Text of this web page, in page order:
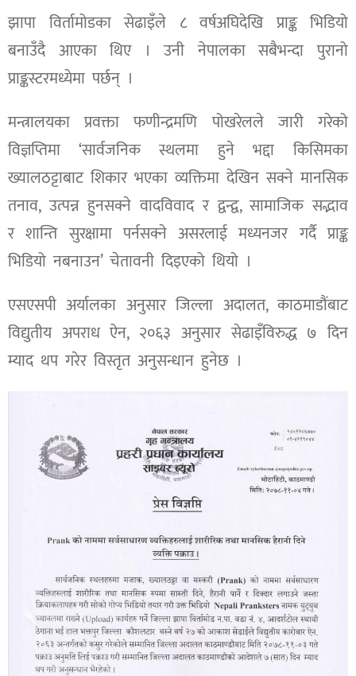
झापा विर्तामोडका सेढाइँले ८ वर्षअघिदेखि प्राङ्क भिडियो
बनाउँदै आएका थिए । उनी नेपालका सबैभन्दा पुरानो
प्राङ्कस्टरमध्येमा पर्छन् ।
मन्त्रालयका प्रवक्ता फणीन्द्रमणि पोखरेलले जारी गरेको
विज्ञप्तिमा ‘सार्वजनिक स्थलमा हुने भद्दा किसिमका
ख्यालठट्टाबाट शिकार भएका व्यक्तिमा देखिन सक्ने मानसिक
तनाव, उत्पन्न हुनसक्ने वादविवाद र द्वन्द्व, सामाजिक सद्भाव
र शान्ति सुरक्षामा पर्नसक्ने असरलाई मध्यनजर गर्दै प्राङ्क
भिडियो नबनाउन’ चेतावनी दिइएको थियो ।
एसएसपी अर्यालका अनुसार जिल्ला अदालत, काठमाडौंबाट
विद्युतीय अपराध ऐन, २०६३ अनुसार सेढाइँविरुद्ध ७ दिन
म्याद थप गरेर विस्तृत अनुसन्धान हुनेछ ।